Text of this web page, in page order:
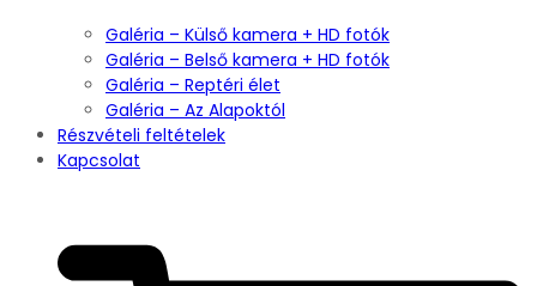
Galéria – Külső kamera + HD fotók
Galéria – Belső kamera + HD fotók
Galéria – Reptéri élet
Galéria – Az Alapoktól
Részvételi feltételek
Kapcsolat